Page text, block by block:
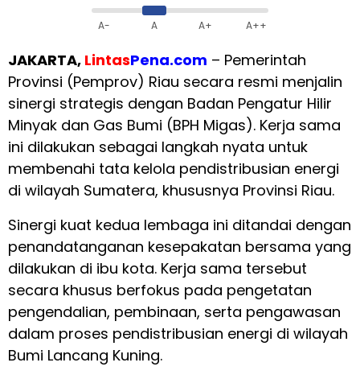
A- A A+ A++
JAKARTA, LintasPena.com – Pemerintah
Provinsi (Pemprov) Riau secara resmi menjalin
sinergi strategis dengan Badan Pengatur Hilir
Minyak dan Gas Bumi (BPH Migas). Kerja sama
ini dilakukan sebagai langkah nyata untuk
membenahi tata kelola pendistribusian energi
di wilayah Sumatera, khususnya Provinsi Riau.
Sinergi kuat kedua lembaga ini ditandai dengan
penandatanganan kesepakatan bersama yang
dilakukan di ibu kota. Kerja sama tersebut
secara khusus berfokus pada pengetatan
pengendalian, pembinaan, serta pengawasan
dalam proses pendistribusian energi di wilayah
Bumi Lancang Kuning.